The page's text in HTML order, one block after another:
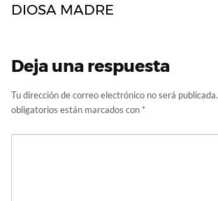
DIOSA MADRE
Deja una respuesta
Tu dirección de correo electrónico no será publicada.
obligatorios están marcados con *